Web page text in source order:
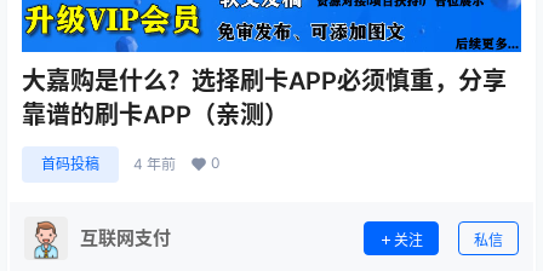
大嘉购是什么？选择刷卡APP必须慎重，分享
靠谱的刷卡APP（亲测）
首码投稿 4 年前 0
互联网支付 关注 私信